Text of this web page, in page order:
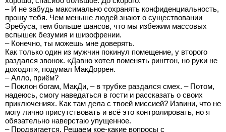
– И не забудь максимально сохранять конфиденциальность,
прошу тебя. Чем меньше людей знают о существовании
Эребуса, тем больше шансов, что мы избежим массовых
вспышек безумия и шизофрении.
– Конечно, ты можешь мне доверять.
Как только один из мужчин покинул помещение, у второго
раздался звонок. «Давно хотел поменять рингтон, но руки не
доходят», подумал МакДоррен.
– Алло, приём?
– Поклон богам, МакДи, – в трубке раздался смех. – Потом,
надеюсь, смогу наведаться в гости и рассказать о своих
приключениях. Как там дела с твоей миссией? Извини, что не
могу лично присутствовать и всё это контролировать, но я
обязательно наверстаю упущенное.
– Продвигается. Решаем кое-какие вопросы с